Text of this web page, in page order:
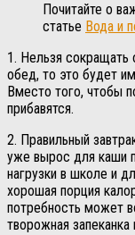
Почитайте о
статье Вода и
1. Нельзя сокращать
обед, то это будет
Вместо того, чтобы
прибавятся.
2. Правильный
уже вырос для каши
нагрузки в школе и
хорошая порция
потребность может
творожная